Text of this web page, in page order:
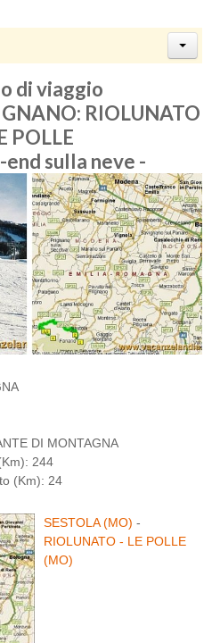
di viaggio
RIOLUNATO
POLLE
end sulla neve -
DI MONTAGNA
244
(Km): 24
SESTOLA (MO) -
RIOLUNATO - LE POLLE
(MO)